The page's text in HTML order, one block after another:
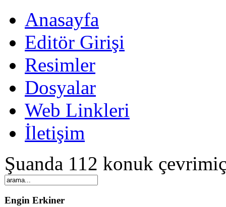
Anasayfa
Editör Girişi
Resimler
Dosyalar
Web Linkleri
İletişim
Şuanda 112 konuk
Engin Erkiner